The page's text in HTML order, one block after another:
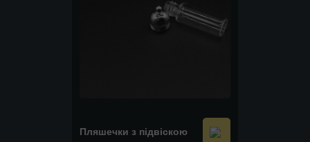
Пляшечки з підвіскою